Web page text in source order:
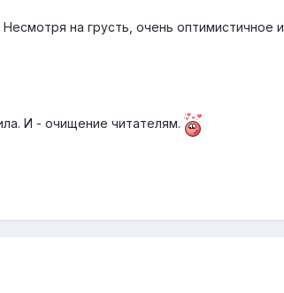
на грусть, очень оптимистичное и
И - очищение читателям.